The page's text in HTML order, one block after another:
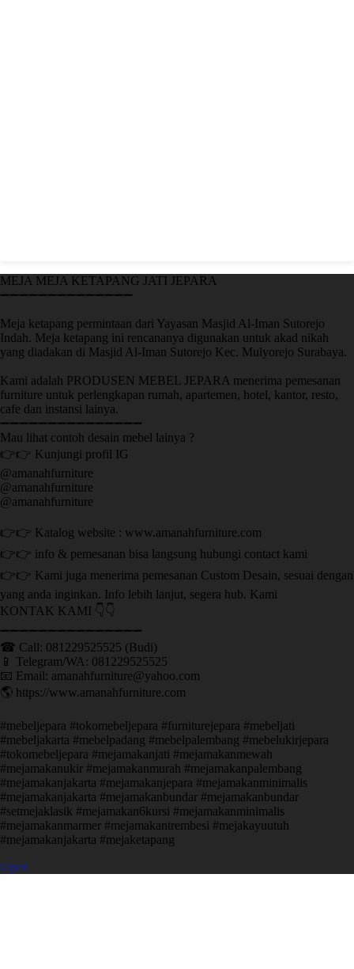
MEJA MEJA KETAPANG JATI JEPARA
➖➖➖➖➖➖➖➖➖➖➖➖➖➖
Meja ketapang permintaan dari Yayasan Masjid Al-Iman Sutorejo
Indah. Meja ketapang ini rencananya digunakan untuk akad nikah
yang diadakan di Masjid Al-Iman Sutorejo Kec. Mulyorejo Surabaya.
Kami adalah PRODUSEN MEBEL JEPARA menerima pemesanan
furniture untuk perlengkapan rumah, apartemen, hotel, kantor, resto,
cafe dan instansi lainya.
➖➖➖➖➖➖➖➖➖➖➖➖➖➖➖
Mau lihat contoh desain mebel lainya ?
👉👉 Kunjungi profil IG
@amanahfurniture
@amanahfurniture
@amanahfurniture
👉👉 Katalog website : www.amanahfurniture.com
👉👉 info & pemesanan bisa langsung hubungi contact kami
👉👉 Kami juga menerima pemesanan Custom Desain, sesuai dengan
yang anda inginkan. Info lebih lanjut, segera hub. Kami
KONTAK KAMI 👇👇
➖➖➖➖➖➖➖➖➖➖➖➖➖➖➖ ㅤ
☎ Call: 081229525525 (Budi)
📱 Telegram/WA: 081229525525
📧 Email: amanahfurniture@yahoo.com
🌎 https://www.amanahfurniture.com
#mebeljepara #tokomebeljepara #furniturejepara #mebeljati
#mebeljakarta #mebelpadang #mebelpalembang #mebelukirjepara
#tokomebeljepara #mejamakanjati #mejamakanmewah
#mejamakanukir #mejamakanmurah #mejamakanpalembang
#mejamakanjakarta #mejamakanjepara #mejamakanminimalis
#mejamakanjakarta #mejamakanbundar #mejamakanbundar
#setmejaklasik #mejamakan6kursi #mejamakanminimalis
#mejamakanmarmer #mejamakantrembesi #mejakayuutuh
#mejamakanjakarta #mejaketapang
Open